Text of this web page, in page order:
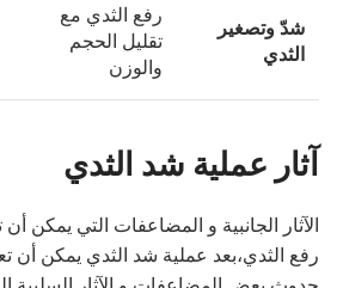
شدّ وتصغير
الثدي
رفع الثدي مع
تقليل الحجم
والوزن
آثار عملية شد الثدي
الآثار الجانبية و المضاعفات التي يمكن
رفع الثدي،بعد عملية شد الثدي يمكن أن